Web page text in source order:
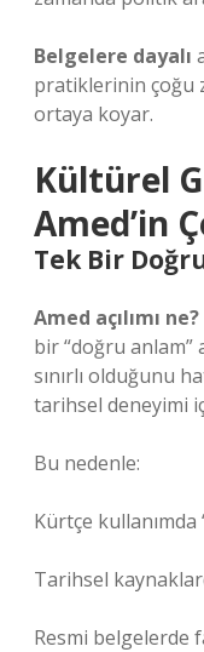
Belgelere dayalı
pratiklerinin çoğu
ortaya koyar.
Kültürel
Amed’in
Tek Bir
Amed açılımı
bir “doğru anlam”
sınırlı olduğunu
tarihsel deneyimi
Bu nedenle:
Kürtçe kullanımda
Tarihsel
Resmi belgelerde